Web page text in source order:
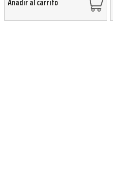
Añadir al carrito